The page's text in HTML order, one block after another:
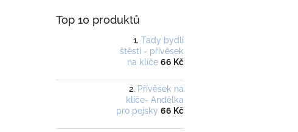
Top 10 produktů
Tady bydlí
štěstí - přívěsek
na klíče 66 Kč
Přívěsek na
klíče- Andělka
pro pejsky 66 Kč